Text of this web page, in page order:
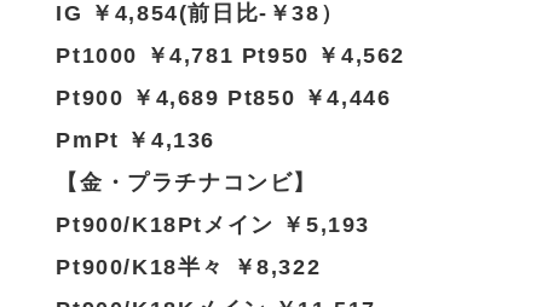
IG ￥4,854(前日比-￥38）
Pt1000 ￥4,781 Pt950 ￥4,562
Pt900 ￥4,689 Pt850 ￥4,446
PmPt ￥4,136
【金・プラチナコンビ】
Pt900/K18Ptメイン ￥5,193
Pt900/K18半々 ￥8,322